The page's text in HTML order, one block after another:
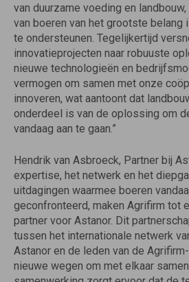
van duurzame voeding en
van boeren van het grootste belang
te ondersteunen. Tegelijkertijd
innovatieprojecten naar robuuste
nieuwe technologieën en
vermogen om samen met onze
innoveren, wat aantoont dat
onderdeel is van de oplossing om
vandaag aan te gaan.”
Hendrik van Asbroeck, Partner bij
expertise, het netwerk en het
uitdagingen waarmee boeren
geconfronteerd, maken Agrifirm tot
partner voor Astanor. Dit
tussen het internationale netwerk
Astanor en de leden van de
nieuwe wegen om met elkaar